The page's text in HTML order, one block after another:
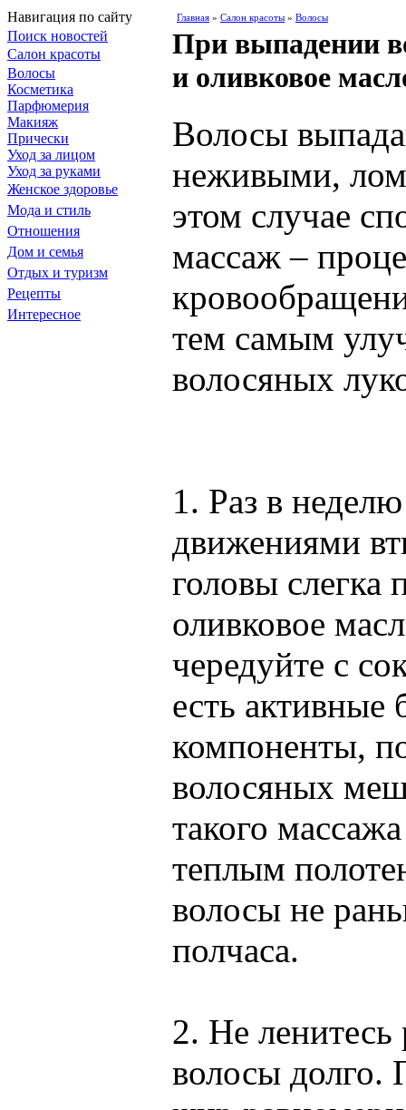
Навигация по сайту
Поиск новостей
Салон красоты
Волосы
Косметика
Парфюмерия
Макияж
Прически
Уход за лицом
Уход за руками
Женское здоровье
Мода и стиль
Отношения
Дом и семья
Отдых и туризм
Рецепты
Интересное
Главная » Салон красоты » Волосы
При выпадении
и оливковое
Волосы
неживыми,
этом случае
массаж –
тем самым
волосяных
1. Раз в
движениями
головы слегка
оливковое
чередуйте с
есть активные
компоненты,
волосяных
такого
теплым
волосы не
полчаса.
2. Не ленитесь
волосы